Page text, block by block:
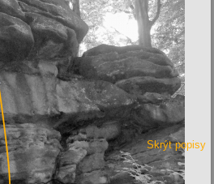
Skrýt popisy